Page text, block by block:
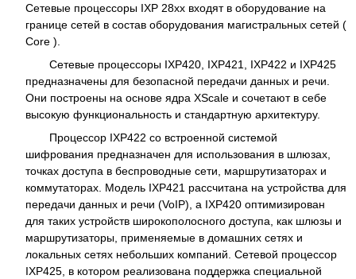
Сетевые процессоры IXP 28хх входят в оборудование на
границе сетей в состав оборудования магистральных сетей (
Core ).
Сетевые процессоры IXP420, IXP421, IXP422 и IXP425
предназначены для безопасной передачи данных и речи.
Они построены на основе ядра XScale и сочетают в себе
высокую функциональность и стандартную архитектуру.
Процессор IXP422 со встроенной системой
шифрования предназначен для использования в шлюзах,
точках доступа в беспроводные сети, маршрутизаторах и
коммутаторах. Модель IXP421 рассчитана на устройства для
передачи данных и речи (VoIP), а IXP420 оптимизирован
для таких устройств широкополосного доступа, как шлюзы и
маршрутизаторы, применяемые в домашних сетях и
локальных сетях небольших компаний. Сетевой процессор
IXP425, в котором реализована поддержка специальной